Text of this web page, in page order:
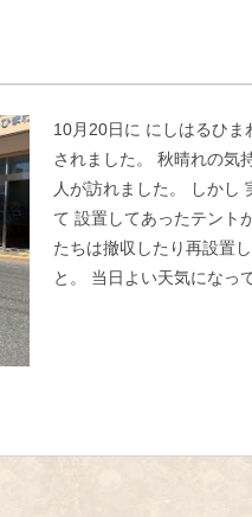
10月20日に にしはるひま
されました。 秋晴れの気
人が訪れました。 しかし
て 設置してあったテント
たちは撤収したり再設置
と。 当日よい天気になっ